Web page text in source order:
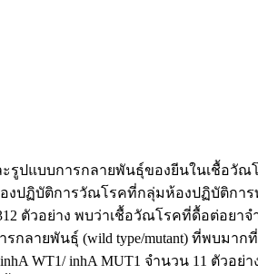
ปแบบการกลายพันธุ์ของยีนในเชื้อวั
งปฏิบัติการวัณโรคที่กลุ่มห้องปฏิบัติก
ตัวอย่าง พบว่าเชื้อวัณโรคที่ดื้อต่อยาจ
ลายพันธุ์ (wild type/mutant) ที่พบมาก
WT1/ inhA MUT1 จำนวน 11 ตัวอย่